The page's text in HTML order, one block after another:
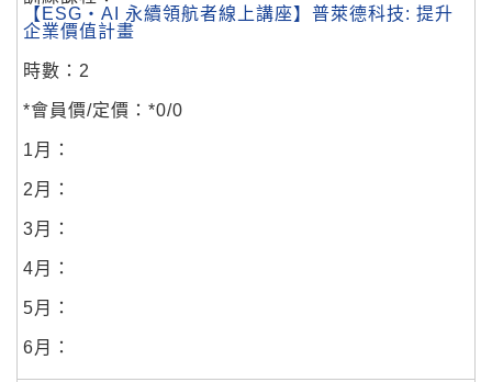
【ESG・AI 永續領航者線上講座】普萊德科技: 提升
企業價值計畫
2
*0/0